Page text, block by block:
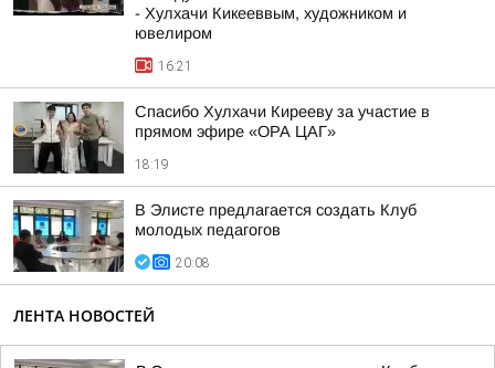
- Хулхачи Кикееввым, художником и
ювелиром
16:21
Спасибо Хулхачи Кирееву за участие в
прямом эфире «ОРА ЦАГ»
18:19
В Элисте предлагается создать Клуб
молодых педагогов
20:08
ЛЕНТА НОВОСТЕЙ